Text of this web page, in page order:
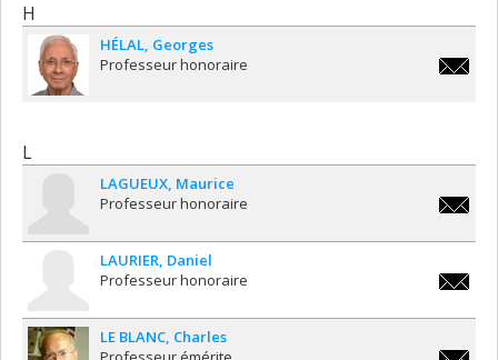
H
HÉLAL Georges
Professeur honoraire
L
LAGUEUX Maurice
Professeur honoraire
LAURIER Daniel
Professeur honoraire
LE BLANC Charles